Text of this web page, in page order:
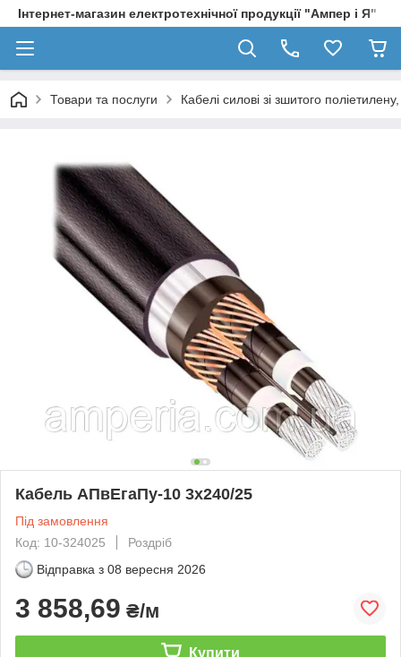
Інтернет-магазин електротехнічної продукції "Ампер і Я"
Товари та послуги Кабелі силові зі зшитого
Кабель АПвЕгаПу‑10 3х240/25
Під замовлення
Код: 10-324025
Роздріб
Відправка з 08 вересня 2026
3 858,69 ₴/м
Купити